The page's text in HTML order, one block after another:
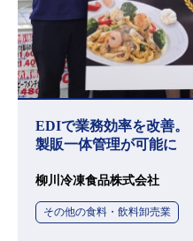
EDIで業務効率を改善。
製販一体管理が可能に
柳川冷凍食品株式会社
その他の食料・飲料卸売業